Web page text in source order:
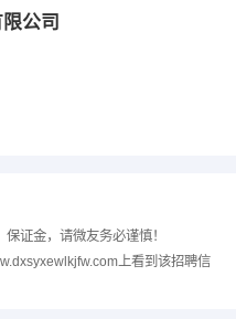
公司
证金，请微友务必谨慎！
上看到该招聘信